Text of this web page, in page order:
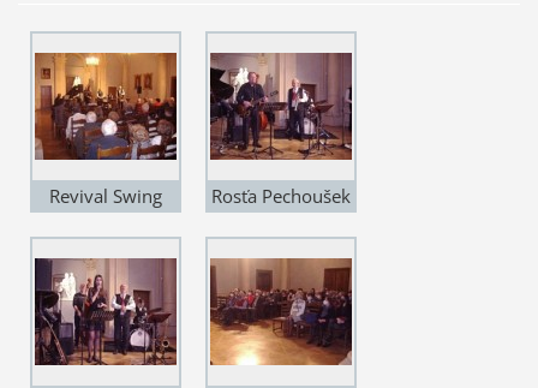
Revival Swing
kapli
Rosťa Pechoušek